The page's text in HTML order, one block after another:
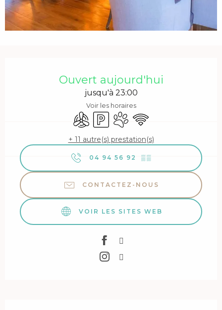
Ouvert aujourd'hui
jusqu'à 23:00
Voir les horaires
Air conditionné
ParkingAnimaux acceptés
WiFi
+ 11 autre(s) prestation(s)
04 94 56 92 ▒▒
CONTACTEZ-NOUS
VOIR LES SITES WEB